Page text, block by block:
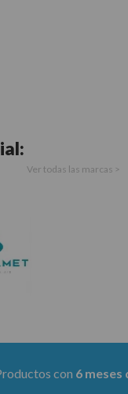
Ver todas las marcas >
con6 meses de